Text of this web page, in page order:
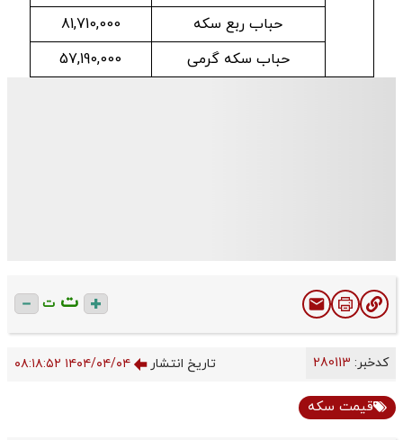
حباب ربع سکه
81,710,000
حباب سکه گرمی
57,190,000
ت ت
کدخبر: تاریخ انتشار ۱۴۰۴/۰۴/۰۴ ۰۸:۱۸:۵۲
قیمت سکه